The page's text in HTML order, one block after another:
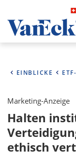
EINBLICKE
Marketing-Anzeige
Halten
ethisch